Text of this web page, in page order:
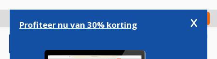
gaan
Check in
Profiteer nu van 30% korting x